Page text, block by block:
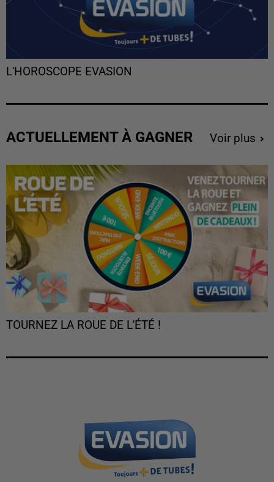
L'HOROSCOPE EVASION
ACTUELLEMENT À GAGNER Voir plus
TOURNEZ LA ROUE DE L'ÉTÉ !